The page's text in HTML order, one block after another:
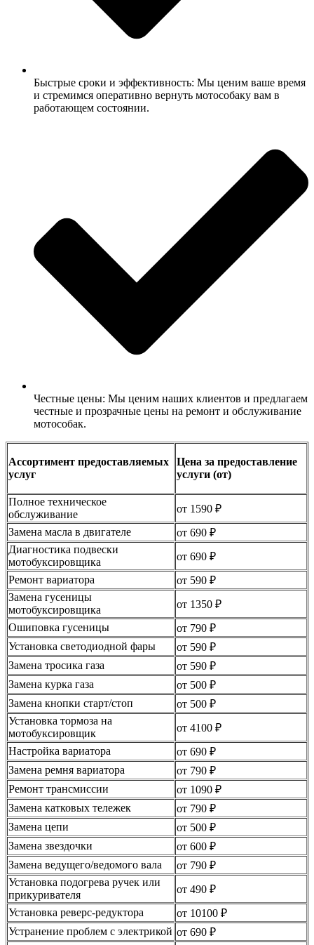
Быстрые сроки и эффективность: Мы ценим ваше время
и стремимся оперативно вернуть мотособаку вам в
работающем состоянии.
Честные цены: Мы ценим наших клиентов и предлагаем
честные и прозрачные цены на ремонт и обслуживание
мотособак.
Ассортимент предоставляемых
услуг
Цена за предоставление
услуги (от)
Полное техническое
обслуживание
от 1590 ₽
Замена масла в двигателе
от 690 ₽
Диагностика подвески
мотобуксировщика
от 690 ₽
Ремонт вариатора
от 590 ₽
Замена гусеницы
мотобуксировщика
от 1350 ₽
Ошиповка гусеницы
от 790 ₽
Установка светодиодной фары
от 590 ₽
Замена тросика газа
от 590 ₽
Замена курка газа
от 500 ₽
Замена кнопки старт/стоп
от 500 ₽
Установка тормоза на
мотобуксировщик
от 4100 ₽
Настройка вариатора
от 690 ₽
Замена ремня вариатора
от 790 ₽
Ремонт трансмиссии
от 1090 ₽
Замена катковых тележек
от 790 ₽
Замена цепи
от 500 ₽
Замена звездочки
от 600 ₽
Замена ведущего/ведомого вала
от 790 ₽
Установка подогрева ручек или
прикуривателя
от 490 ₽
Установка реверс-редуктора
от 10100 ₽
Устранение проблем с электрикой от 690 ₽